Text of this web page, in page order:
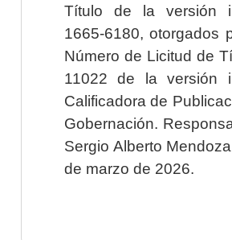
Título de la versión
1665-6180, otorgados
Número de Licitud de
11022 de la versión
Calificadora de
Gobernación.
Sergio Alberto
de marzo de 2026.